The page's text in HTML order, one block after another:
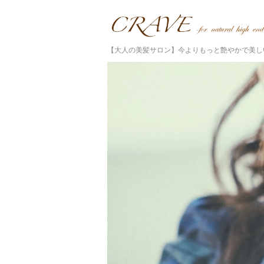
【大人の美髪サロン】今よりもっと艶やかで美